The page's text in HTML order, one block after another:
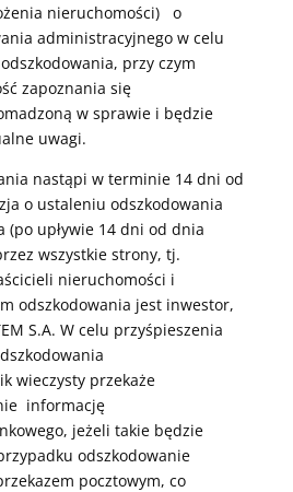
nieruchomości) o
administracyjnego w celu
przy czym
zapoznania się
w sprawie i będzie
uwagi.
nastąpi w terminie 14 dni od
o ustaleniu odszkodowania
(po upływie 14 dni od dnia
wszystkie strony, tj.
nieruchomości i
odszkodowania jest inwestor,
S.A. W celu przyśpieszenia
wieczysty przekaże
informację
jeżeli takie będzie
odszkodowanie
pocztowym, co